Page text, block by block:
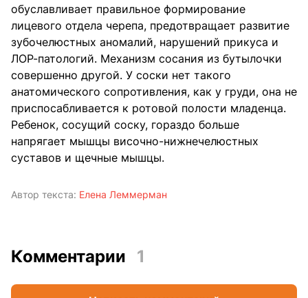
обуславливает правильное формирование
лицевого отдела черепа, предотвращает развитие
зубочелюстных аномалий, нарушений прикуса и
ЛОР-патологий. Механизм сосания из бутылочки
совершенно другой. У соски нет такого
анатомического сопротивления, как у груди, она не
приспосабливается к ротовой полости младенца.
Ребенок, сосущий соску, гораздо больше
напрягает мышцы височно-нижнечелюстных
суставов и щечные мышцы.
Автор текста: Елена Леммерман
Комментарии 1